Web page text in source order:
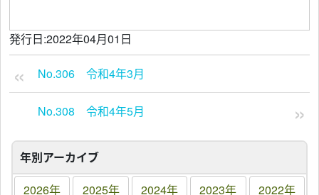
年別アーカイブ
2026年
2025年 2024年 2023年 2022年
発行日:2022年04月01日
No.306 令和4年3月
No.308 令和4年5月